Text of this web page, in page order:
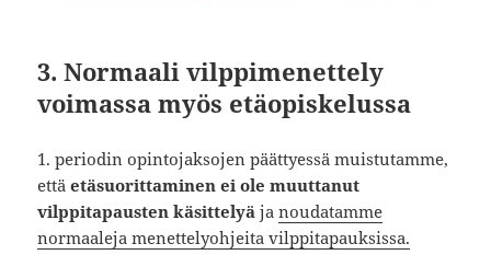
3.Normaali vilppimenettely
voimassa myös etäopiskelussa
1. periodin opintojaksojen päättyessä muistutamme,
ettäetäsuorittaminen ei ole muuttanut
vilppitapausten käsittelyä janoudatamme
normaaleja menettelyohjeita vilppitapauksissa.